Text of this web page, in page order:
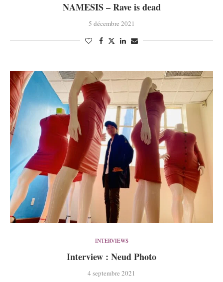
NAMESIS – Rave is dead
5 décembre 2021
INTERVIEWS
Interview : Neud Photo
4 septembre 2021